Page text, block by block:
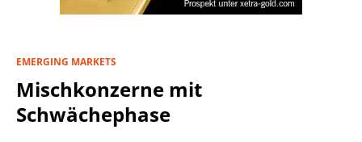
EMERGING MARKETS
Mischkonzerne mit
Schwächephase